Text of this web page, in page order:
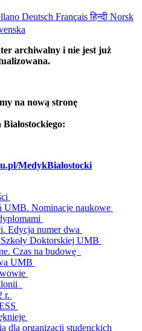
Deutsch Françaisहिन्दी Norsk
archiwalny i nie jest już
na nową stronę
MedykBialostocki
UMB. Nominacje naukowe
Edycja numer dwa
Doktorskiej UMB
Czas na budowę
UMB
r.
dla organizacji studenckich